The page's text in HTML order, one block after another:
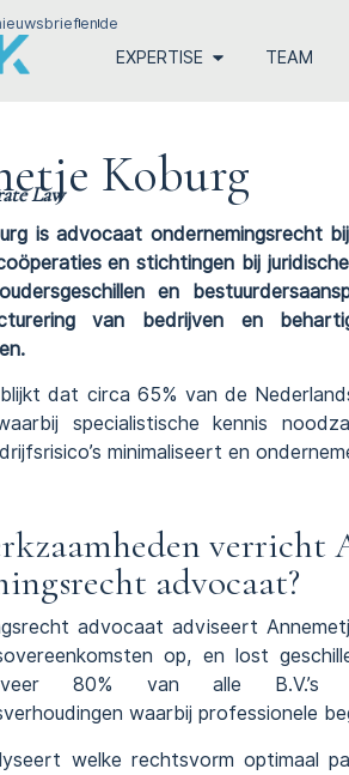
ende
EXPERTISE TEAM
Koburg
Law
is advocaat ondernemingsrecht
en stichtingen bij
en
van bedrijven en
dat circa 65% van de
specialistische kennis
minimaliseert en
verricht
advocaat?
advocaat adviseert
op, en lost
80% van alle B.V.’s
waarbij professionele
welke rechtsvorm optimaal